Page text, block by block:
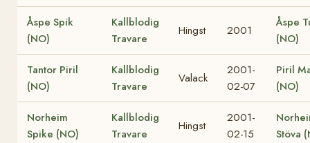
Åspe Spik
(NO)
Kallblodig
Travare
Hingst 2001
Åspe
(NO)
Tantor Piril
(NO)
Kallblodig
Travare
Valack
2001-
02-07
Piril
(NO)
Norheim
Spike (NO)
Kallblodig
Travare
Hingst
2001-
02-15
Stöva